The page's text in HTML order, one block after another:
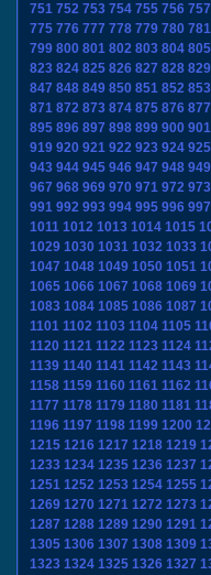
751 752 753 754 755 756 757
775 776 777 778 779 780 781
799 800 801 802 803 804 805
823 824 825 826 827 828 829
847 848 849 850 851 852 853
871 872 873 874 875 876 877
895 896 897 898 899 900 901
919 920 921 922 923 924 925
943 944 945 946 947 948 949
967 968 969 970 971 972 973
991 992 993 994 995 996 997
1011 1012 1013 1014 1015
1029 1030 1031 1032 1033
1047 1048 1049 1050 1051
1065 1066 1067 1068 1069
1083 1084 1085 1086 1087
1101 1102 1103 1104 1105
1120 1121 1122 1123 1124
1139 1140 1141 1142 1143
1158 1159 1160 1161 1162
1177 1178 1179 1180 1181
1196 1197 1198 1199 1200
1215 1216 1217 1218 1219
1233 1234 1235 1236 1237
1251 1252 1253 1254 1255
1269 1270 1271 1272 1273
1287 1288 1289 1290 1291
1305 1306 1307 1308 1309
1323 1324 1325 1326 1327